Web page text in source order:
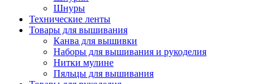
Шнуры
Технические ленты
Товары для вышивания
Канва для вышивки
Наборы для вышивания и рукоделия
Нитки мулине
Пяльцы для вышивания